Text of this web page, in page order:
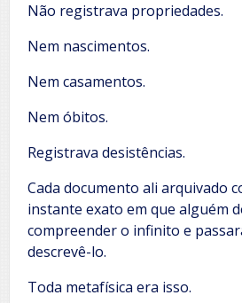
Não registrava propriedades.
Nem nascimentos.
Nem casamentos.
Nem óbitos.
Registrava desistências.
Cada documento ali arquivado
instante exato em que alguém
compreender o infinito e
descrevê-lo.
Toda metafísica era isso.